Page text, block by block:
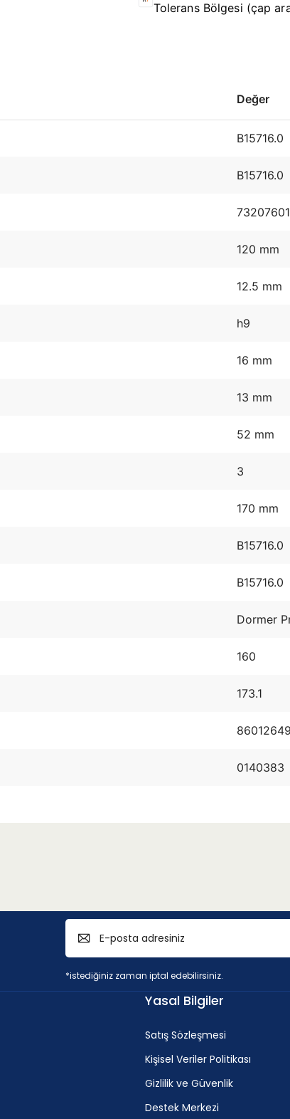
Tolerans Bölgesi (çap
Değer
B15716.0
B15716.0
120 mm
12.5 mm
h9
16 mm
13 mm
52 mm
3
170 mm
B15716.0
B15716.0
Dormer
160
173.1
86012649
0140383
*istediğiniz zaman iptal edebilirsiniz.
Yasal Bilgiler
Satış Sözleşmesi
Kişisel Veriler Politikası
Gizlilik ve Güvenlik
Destek Merkezi